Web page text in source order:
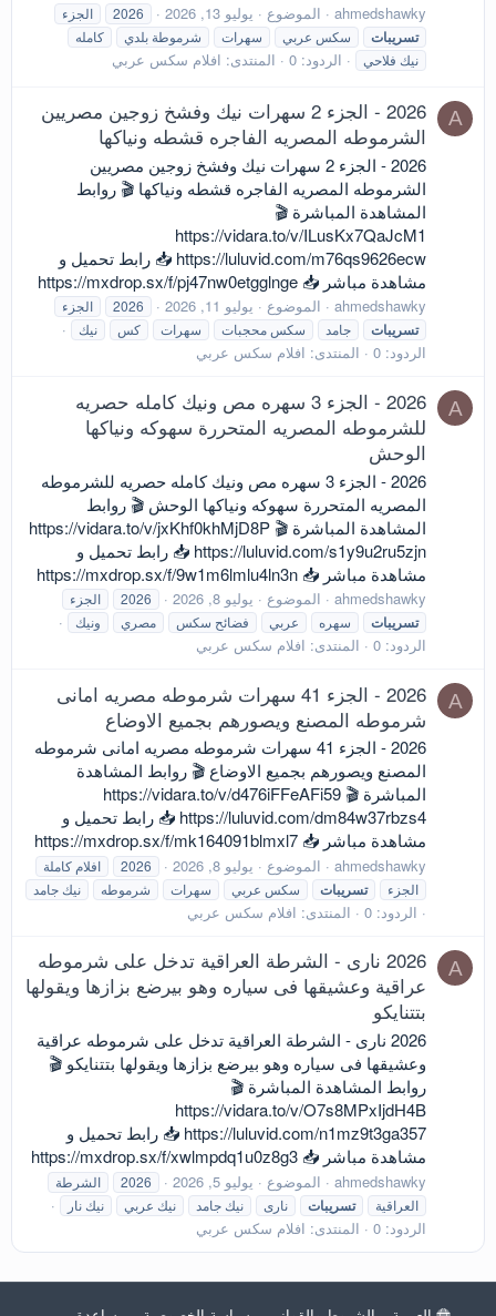
ahmedshawky الموضوع يوليو 13, 2026 2026 الجزء
تسريبات سكس عربي سهرات شرموطة بلدي
كامله
نيك فلاحي
الردود: 0 المنتدى: افلام سكس عربي
A
2026 - الجزء 2 سهرات نيك وفشخ زوجين مصريين
الشرموطه المصريه الفاجره قشطه ونياكها
2026 - الجزء 2 سهرات نيك وفشخ زوجين مصريين
الشرموطه المصريه الفاجره قشطه ونياكها 🎬 روابط
المشاهدة المباشرة 🎬
https://vidara.to/v/ILusKx7QaJcM1
https://luluvid.com/m76qs9626ecw 📥 رابط تحميل و
مشاهدة مباشر 📥 https://mxdrop.sx/f/pj47nw0etgglnge
ahmedshawky الموضوع يوليو 11, 2026 2026 الجزء
تسريبات جامد سكس محجبات سهرات كس نيك
الردود: 0 المنتدى: افلام سكس عربي
A
2026 - الجزء 3 سهره مص ونيك كامله حصريه
للشرموطه المصريه المتحررة سهوكه ونياكها
الوحش
2026 - الجزء 3 سهره مص ونيك كامله حصريه للشرموطه
المصريه المتحررة سهوكه ونياكها الوحش 🎬 روابط
المشاهدة المباشرة 🎬 https://vidara.to/v/jxKhf0khMjD8P
https://luluvid.com/s1y9u2ru5zjn 📥 رابط تحميل و
مشاهدة مباشر 📥 https://mxdrop.sx/f/9w1m6lmlu4ln3n
ahmedshawky الموضوع يوليو 8, 2026 2026 الجزء
تسريبات سهره عربي فضائح سكس مصري ونيك
الردود: 0 المنتدى: افلام سكس عربي
A
2026 - الجزء 41 سهرات شرموطه مصريه امانى
شرموطه المصنع ويصورهم بجميع الاوضاع
2026 - الجزء 41 سهرات شرموطه مصريه امانى شرموطه
المصنع ويصورهم بجميع الاوضاع 🎬 روابط المشاهدة
المباشرة 🎬 https://vidara.to/v/d476iFFeAFi59
https://luluvid.com/dm84w37rbzs4 📥 رابط تحميل و
مشاهدة مباشر 📥 https://mxdrop.sx/f/mk164091blmxl7
ahmedshawky الموضوع يوليو 8, 2026 2026
افلام كاملة
الجزء
تسريبات سكس عربي سهرات شرموطه نيك جامد
الردود: 0 المنتدى: افلام سكس عربي
A
2026 نارى - الشرطة العراقية تدخل على شرموطه
عراقية وعشيقها فى سياره وهو بيرضع بزازها ويقولها
بتتنايكو
2026 نارى - الشرطة العراقية تدخل على شرموطه عراقية
وعشيقها فى سياره وهو بيرضع بزازها ويقولها بتتنايكو 🎬
روابط المشاهدة المباشرة 🎬
https://vidara.to/v/O7s8MPxIjdH4B
https://luluvid.com/n1mz9t3ga357 📥 رابط تحميل و
مشاهدة مباشر 📥 https://mxdrop.sx/f/xwlmpdq1u0z8g3
ahmedshawky الموضوع يوليو 5, 2026 2026
الشرطة
العراقية
تسريبات نارى نيك جامد نيك عربي نيك نار
الردود: 0 المنتدى: افلام سكس عربي